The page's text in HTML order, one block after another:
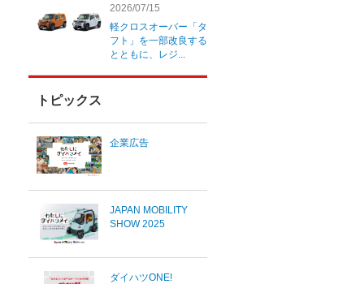
2026/07/15
軽クロスオーバー「タ
フト」を一部改良する
とともに、レジ...
トピックス
企業広告
JAPAN MOBILITY
SHOW 2025
ダイハツONE!